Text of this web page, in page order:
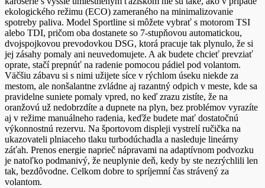
ekologického režimu (ECO) zameraného na minimalizovanie
spotreby paliva. Model Sportline si môžete vybrať s motorom TSI
alebo TDI, pričom oba dostanete so 7-stupňovou automatickou,
dvojspojkovou prevodovkou DSG, ktorá pracuje tak plynulo, že si
jej zásahy pomaly ani neuvedomujete. A ak budete chcieť prevziať
oprate, stačí prepnúť na radenie pomocou pádiel pod volantom.
Väčšiu zábavu si s nimi užijete síce v rýchlom úseku niekde za
mestom, ale nonšalantne zvládne aj razantný odpich v meste, kde sa
pravidelne suniete pomaly vpred, no keď zrazu zistíte, že na
oranžovú už nedobrzdíte a dupnete na plyn, bez problémov vyrazíte
aj v režime manuálneho radenia, keďže budete mať dostatočnú
výkonnostnú rezervu. Na športovom displeji vystrelí ručička na
ukazovateli plniaceho tlaku turbodúchadla a nasleduje lineárny
záťah. Prenos energie naprieč nápravami na adaptívnom podvozku
je natoľko podmanivý, že neuplynie deň, kedy by ste nezrýchlili len
tak, bezdôvodne. Celkom dobre to spríjemní čas strávený za
volantom.